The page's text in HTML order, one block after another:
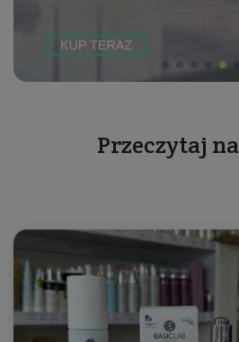
Przeczytaj na